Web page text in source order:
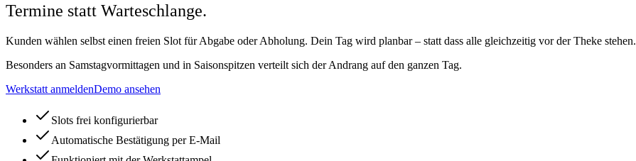
Termine statt Warteschlange.
Kunden wählen selbst einen freien Slot für Abgabe oder Abholung. Dein Tag wird planbar – statt dass alle gleichzeitig vor der Theke stehen.
Besonders an Samstagvormittagen und in Saisonspitzen verteilt sich der Andrang auf den ganzen Tag.
Werkstatt anmeldenDemo ansehen
Slots frei konfigurierbar
Automatische Bestätigung per E-Mail